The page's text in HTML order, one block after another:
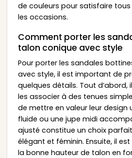
de couleurs pour satisfaire
les occasions.
Comment porter les
talon conique avec style
Pour porter les sandales
avec style, il est important de
quelques détails. Tout d’abord,
les associer à des tenues
de mettre en valeur leur design
fluide ou une jupe midi
ajusté constitue un choix
élégant et féminin. Ensuite, il
la bonne hauteur de talon en